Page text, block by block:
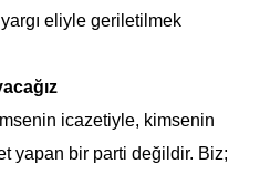
eliyle geriletilmek
icazetiyle, kimsenin
yapan bir parti değildir. Biz;